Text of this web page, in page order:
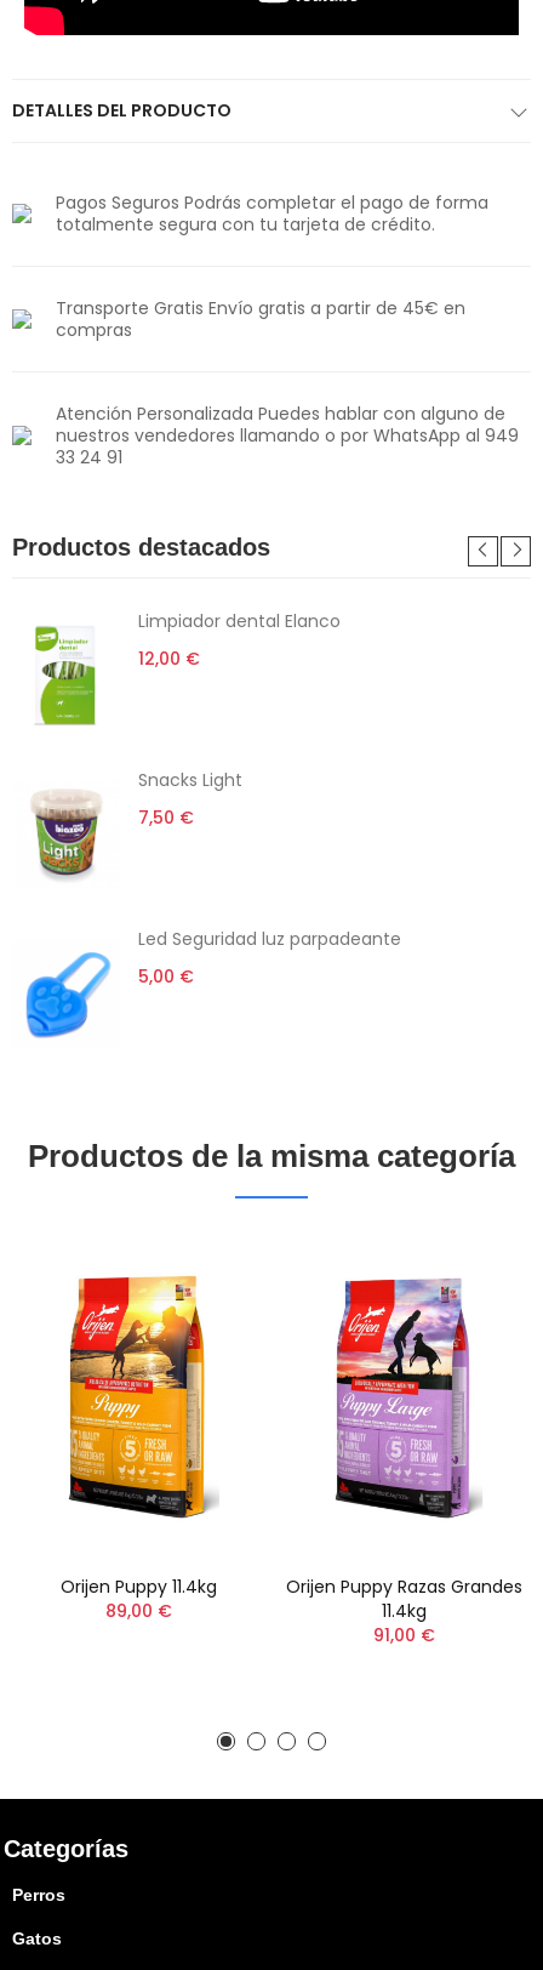
DETALLES DEL PRODUCTO
Pagos Seguros Podrás completar el pago de forma
totalmente segura con tu tarjeta de crédito.
Transporte Gratis Envío gratis a partir de 45€ en
compras
Atención Personalizada Puedes hablar con alguno de
nuestros vendedores llamando o por WhatsApp al 949
33 24 91
Productos destacados
Limpiador dental Elanco
12,00 €
Snacks Light
7,50 €
Led Seguridad luz parpadeante
5,00 €
Productos de la misma categoría
Orijen Puppy 11.4kg
89,00 €
Orijen Puppy Razas Grandes
11.4kg
91,00 €
Categorías
Perros
Gatos